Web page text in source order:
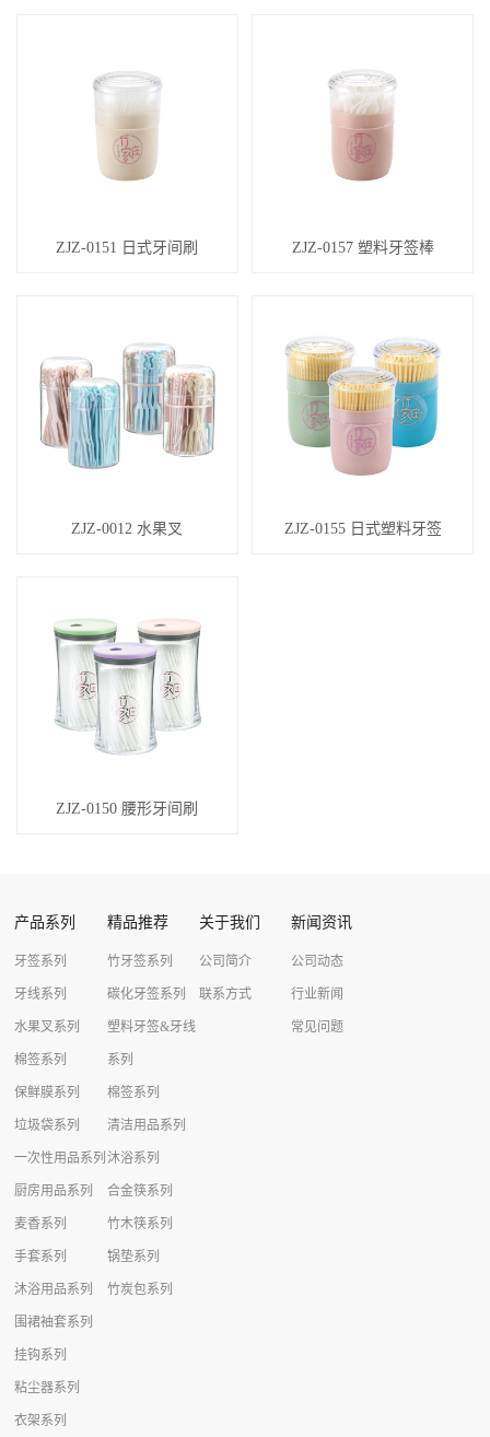
ZJZ-0151 日式牙间刷 ZJZ-0157 塑料牙签棒
ZJZ-0012 水果叉 ZJZ-0155 日式塑料牙签
ZJZ-0150 腰形牙间刷
产品系列
牙签系列
牙线系列
水果叉系列
棉签系列
保鲜膜系列
垃圾袋系列
一次性用品系列
厨房用品系列
麦香系列
手套系列
沐浴用品系列
围裙袖套系列
挂钩系列
粘尘器系列
衣架系列
精品推荐
竹牙签系列
碳化牙签系列
塑料牙签&牙线
系列
棉签系列
清洁用品系列
沐浴系列
合金筷系列
竹木筷系列
锅垫系列
竹炭包系列
关于我们
公司简介
联系方式
新闻资讯
公司动态
行业新闻
常见问题